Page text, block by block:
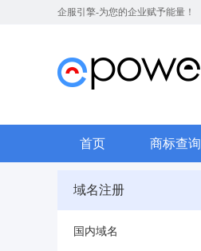
企服引擎-为您的企业赋予能量！
首页 商标查询
域名注册
国内域名